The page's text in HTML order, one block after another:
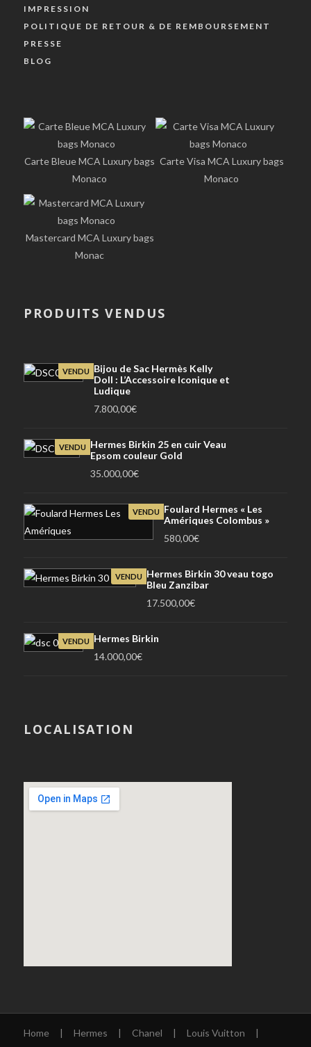
IMPRESSION
POLITIQUE DE RETOUR & DE REMBOURSEMENT
PRESSE
BLOG
Carte Bleue MCA Luxury bags
Monaco
Carte Visa MCA Luxury bags
Monaco
Mastercard MCA Luxury bags
Monac
PRODUITS VENDUS
VENDU
Bijou de Sac Hermès Kelly
Doll : L’Accessoire Iconique et
Ludique
7.800,00€
VENDU
Hermes Birkin 25 en cuir Veau
Epsom couleur Gold
35.000,00€
VENDU
Foulard Hermes « Les
Amériques Colombus »
580,00€
VENDU
Hermes Birkin 30 veau togo
Bleu Zanzibar
17.500,00€
VENDU
Hermes Birkin
14.000,00€
LOCALISATION
Home | Hermes | Chanel | Louis Vuitton
|